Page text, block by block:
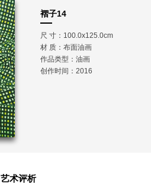
褶子14
尺 寸：100.0x125.0cm
材 质： 布面油画
作品类型：油画
创作时间：2016
艺术评析